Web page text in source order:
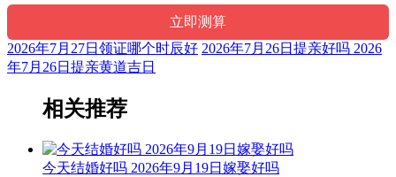
利用公事，常人凶，诸事忌用，谨防争讼。
阴贵神：正南 物候：腐草为萤 犯太岁：马,鼠,牛,兔
六曜：赤口 — 凶(午时吉)：依古籍观点，寓意大凶之日。此
六曜，又称孔明六曜星、小六壬，是中国传统历法中的一种注
2026年7月27日领证哪个时辰好 2026年7月26日提亲好吗 2026
年7月26日提亲黄道吉日
相关推荐
今天结婚好吗 2026年9月19日嫁娶好吗